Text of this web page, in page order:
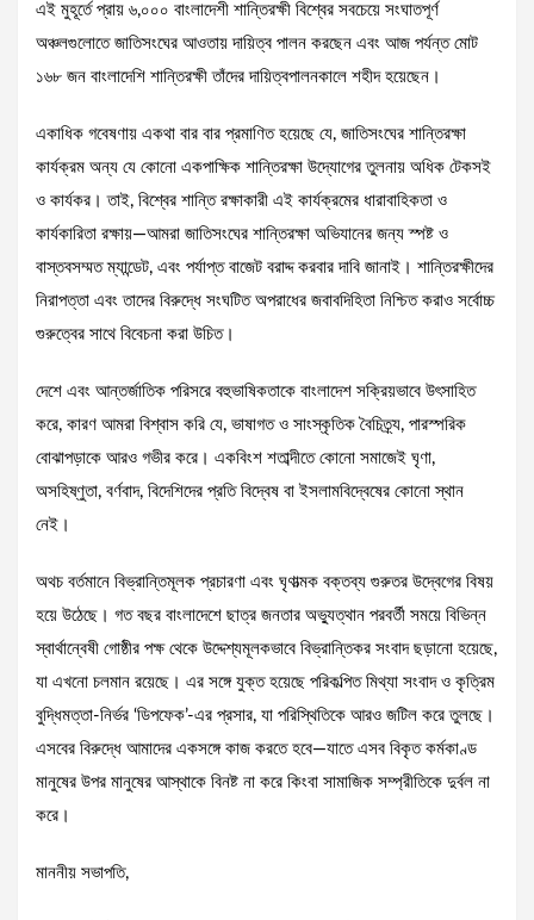
এই মুহূর্তে প্রায় ৬,০০০ বাংলাদেশী শান্তিরক্ষী বিশ্বের সবচেয়ে সংঘাতপূর্ণ
অঞ্চলগুলোতে জাতিসংঘের আওতায় দায়িত্ব পালন করছেন এবং আজ পর্যন্ত মোট
১৬৮ জন বাংলাদেশি শান্তিরক্ষী তাঁদের দায়িত্বপালনকালে শহীদ হয়েছেন।
একাধিক গবেষণায় একথা বার বার প্রমাণিত হয়েছে যে, জাতিসংঘের শান্তিরক্ষা
কার্যক্রম অন্য যে কোনো একপাক্ষিক শান্তিরক্ষা উদ্যোগের তুলনায় অধিক টেকসই
ও কার্যকর। তাই, বিশ্বের শান্তি রক্ষাকারী এই কার্যক্রমের ধারাবাহিকতা ও
কার্যকারিতা রক্ষায়—আমরা জাতিসংঘের শান্তিরক্ষা অভিযানের জন্য স্পষ্ট ও
বাস্তবসম্মত ম্যান্ডেট, এবং পর্যাপ্ত বাজেট বরাদ্দ করবার দাবি জানাই। শান্তিরক্ষীদের
নিরাপত্তা এবং তাদের বিরুদ্ধে সংঘটিত অপরাধের জবাবদিহিতা নিশ্চিত করাও সর্বোচ্চ
গুরুত্বের সাথে বিবেচনা করা উচিত।
দেশে এবং আন্তর্জাতিক পরিসরে বহুভাষিকতাকে বাংলাদেশ সক্রিয়ভাবে উৎসাহিত
করে, কারণ আমরা বিশ্বাস করি যে, ভাষাগত ও সাংস্কৃতিক বৈচিত্র্য, পারস্পরিক
বোঝাপড়াকে আরও গভীর করে। একবিংশ শতাব্দীতে কোনো সমাজেই ঘৃণা,
অসহিষ্ণুতা, বর্ণবাদ, বিদেশিদের প্রতি বিদ্বেষ বা ইসলামবিদ্বেষের কোনো স্থান
নেই।
অথচ বর্তমানে বিভ্রান্তিমূলক প্রচারণা এবং ঘৃণাত্মক বক্তব্য গুরুতর উদ্বেগের বিষয়
হয়ে উঠেছে। গত বছর বাংলাদেশে ছাত্র জনতার অভ্যুত্থান পরবর্তী সময়ে বিভিন্ন
স্বার্থান্বেষী গোষ্ঠীর পক্ষ থেকে উদ্দেশ্যমূলকভাবে বিভ্রান্তিকর সংবাদ ছড়ানো হয়েছে,
যা এখনো চলমান রয়েছে। এর সঙ্গে যুক্ত হয়েছে পরিকল্পিত মিথ্যা সংবাদ ও কৃত্রিম
বুদ্ধিমত্তা-নির্ভর ‘ডিপফেক’-এর প্রসার, যা পরিস্থিতিকে আরও জটিল করে তুলছে।
এসবের বিরুদ্ধে আমাদের একসঙ্গে কাজ করতে হবে—যাতে এসব বিকৃত কর্মকাণ্ড
মানুষের উপর মানুষের আস্থাকে বিনষ্ট না করে কিংবা সামাজিক সম্প্রীতিকে দুর্বল না
করে।
মাননীয় সভাপতি,